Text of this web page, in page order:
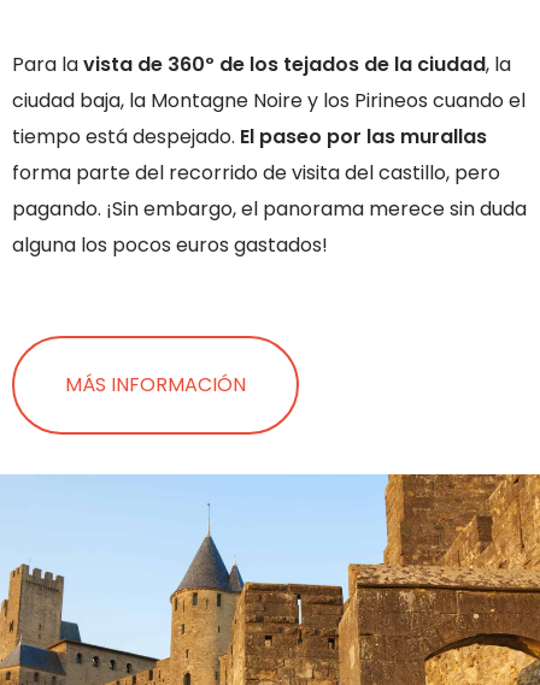
Para lavista de 360º de los tejados de la ciudad, la
ciudad baja, la Montagne Noire y los Pirineos cuando el
tiempo está despejado. El paseo por las murallas
forma parte del recorrido de visita del castillo, pero
pagando. ¡Sin embargo, el panorama merece sin duda
alguna los pocos euros gastados!
MÁS INFORMACIÓN